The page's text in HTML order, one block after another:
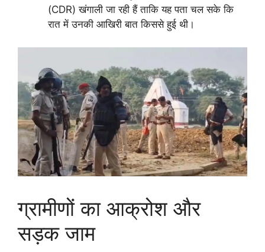
(CDR) खंगाली जा रही हैं ताकि यह पता चल सके कि
रात में उनकी आखिरी बात किससे हुई थी।
ग्रामीणों का आक्रोश और
सड़क जाम